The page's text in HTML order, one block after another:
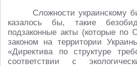
Сложности украинскому
казалось бы, такие
подзаконные акты (которые по
законом на территории
«Директива по структуре
соответствии с